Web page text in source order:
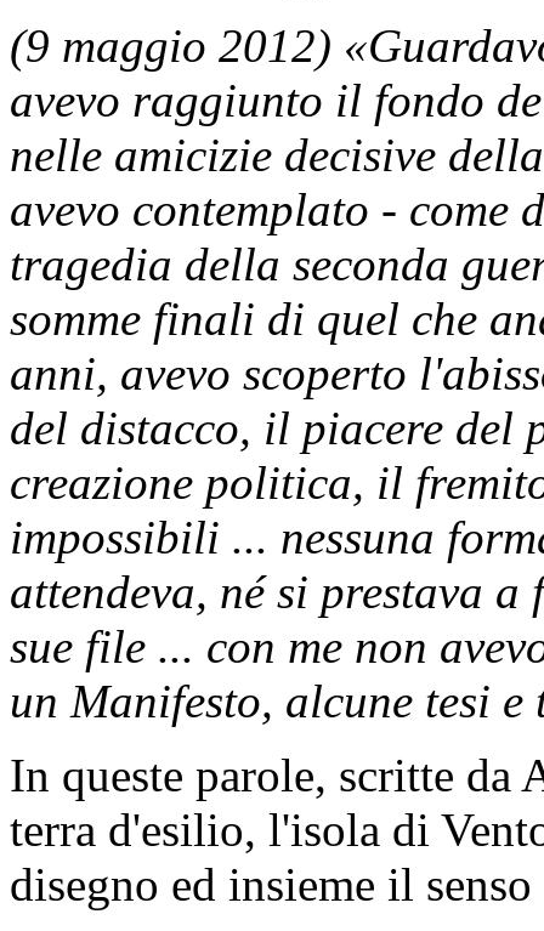
(9 maggio 2012)
avevo raggiunto il fondo
nelle amicizie decisive
avevo contemplato -
tragedia della seconda
somme finali di quel che
anni, avevo scoperto
del distacco, il piacere del
creazione politica, il
impossibili ... nessuna
attendeva, né si prestava
sue file ... con me non
un Manifesto, alcune tesi
In queste parole, scritte
terra d'esilio, l'isola di
disegno ed insieme il